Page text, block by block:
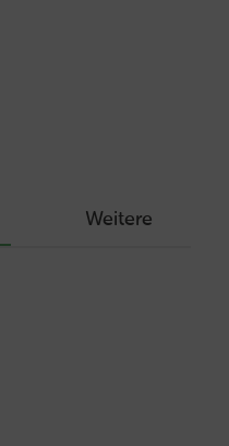
Weitere